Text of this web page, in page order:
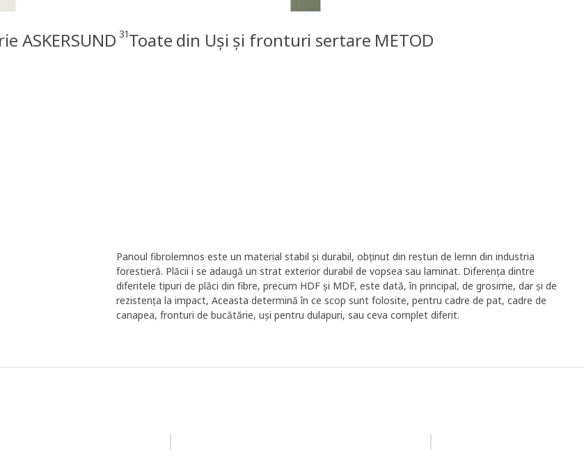
ASKERSUND 31Toate din Uși și fronturi sertare METOD
Panoul fibrolemnos este un material stabil și durabil, obținut din resturi de lemn din industria
forestieră. Plăcii i se adaugă un strat exterior durabil de vopsea sau laminat. Diferența dintre
diferitele tipuri de plăci din fibre, precum HDF și MDF, este dată, în principal, de grosime, dar și de
rezistența la impact, Aceasta determină în ce scop sunt folosite, pentru cadre de pat, cadre de
canapea, fronturi de bucătărie, uși pentru dulapuri, sau ceva complet diferit.